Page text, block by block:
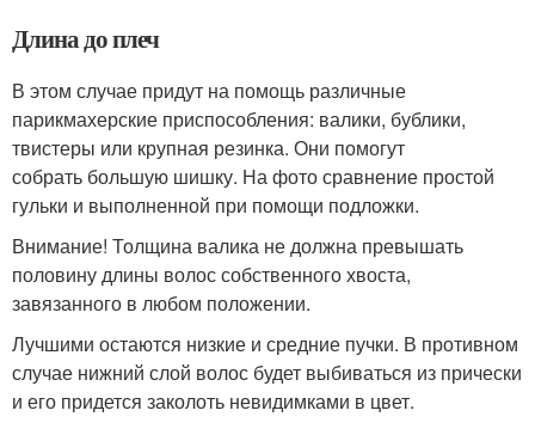
Длина до плеч
В этом случае придут на помощь различные
парикмахерские приспособления: валики, бублики,
твистеры или крупная резинка. Они помогут
собрать большую шишку. На фото сравнение простой
гульки и выполненной при помощи подложки.
Внимание! Толщина валика не должна превышать
половину длины волос собственного хвоста,
завязанного в любом положении.
Лучшими остаются низкие и средние пучки. В противном
случае нижний слой волос будет выбиваться из прически
и его придется заколоть невидимками в цвет.